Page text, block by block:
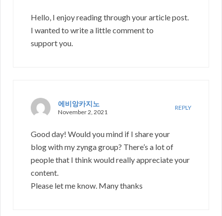
Hello, I enjoy reading through your article post.
I wanted to write a little comment to
support you.
에비앙카지노
November 2, 2021
REPLY
Good day! Would you mind if I share your
blog with my zynga group? There’s a lot of
people that I think would really appreciate your
content.
Please let me know. Many thanks